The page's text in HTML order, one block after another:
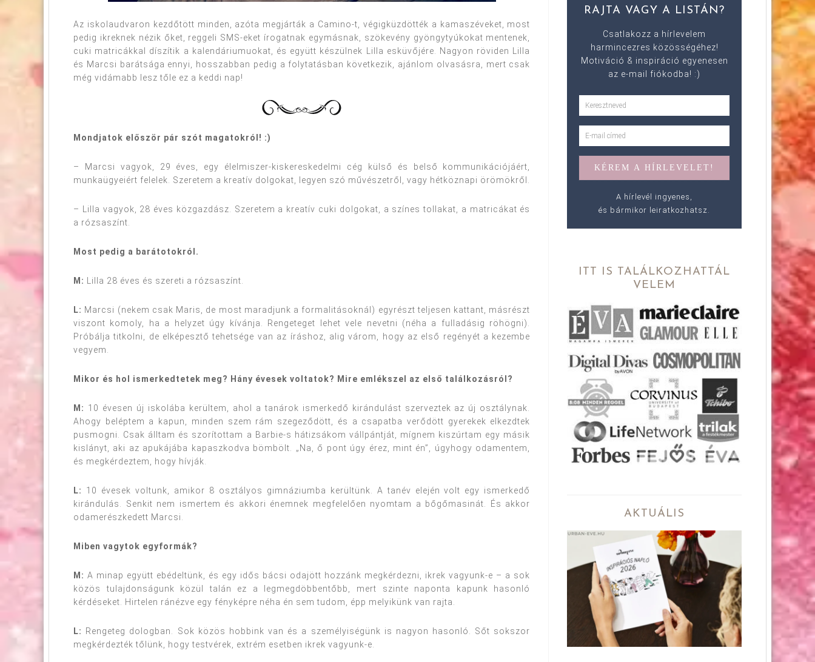
Az iskolaudvaron kezdőtött minden, azóta megjárták a Camino-t, végigküzdötték a kamaszéveket, most
pedig ikreknek nézik őket, reggeli SMS-eket írogatnak egymásnak, szökevény gyöngytyúkokat mentenek,
cuki matricákkal díszítik a kalendáriumuokat, és együtt készülnek Lilla esküvőjére. Nagyon röviden Lilla
és Marcsi barátsága ennyi, hosszabban pedig a folytatásban következik, ajánlom olvasásra, mert csak
még vidámabb lesz tőle ez a keddi nap!
Mondjatok először pár szót magatokról! :)
– Marcsi vagyok, 29 éves, egy élelmiszer-kiskereskedelmi cég külső és belső kommunikációjáért,
munkaügyeiért felelek. Szeretem a kreatív dolgokat, legyen szó művészetről, vagy hétköznapi örömökről.
– Lilla vagyok, 28 éves közgazdász. Szeretem a kreatív cuki dolgokat, a színes tollakat, a matricákat és
a rózsaszínt.
Most pedig a barátotokról.
M: Lilla 28 éves és szereti a rózsaszínt.
L: Marcsi (nekem csak Maris, de most maradjunk a formalitásoknál) egyrészt teljesen kattant, másrészt
viszont komoly, ha a helyzet úgy kívánja. Rengeteget lehet vele nevetni (néha a fulladásig röhögni).
Próbálja titkolni, de elképesztő tehetsége van az íráshoz, alig várom, hogy az első regényét a kezembe
vegyem.
Mikor és hol ismerkedtetek meg? Hány évesek voltatok? Mire emlékszel az első találkozásról?
M: 10 évesen új iskolába kerültem, ahol a tanárok ismerkedő kirándulást szerveztek az új osztálynak.
Ahogy beléptem a kapun, minden szem rám szegeződött, és a csapatba verődött gyerekek elkezdtek
pusmogni. Csak álltam és szorítottam a Barbie-s hátizsákom vállpántját, mígnem kiszúrtam egy másik
kislányt, aki az apukájába kapaszkodva bömbölt. „Na, ő pont úgy érez, mint én”, úgyhogy odamentem,
és megkérdeztem, hogy hívják.
L: 10 évesek voltunk, amikor 8 osztályos gimnáziumba kerültünk. A tanév elején volt egy ismerkedő
kirándulás. Senkit nem ismertem és akkori énemnek megfelelően nyomtam a bőgőmasinát. És akkor
odamerészkedett Marcsi.
Miben vagytok egyformák?
M: A minap együtt ebédeltünk, és egy idős bácsi odajött hozzánk megkérdezni, ikrek vagyunk-e – a sok
közös tulajdonságunk közül talán ez a legmegdöbbentőbb, mert szinte naponta kapunk hasonló
kérdéseket. Hirtelen ránézve egy fényképre néha én sem tudom, épp melyikünk van rajta.
L:
Rengeteg dologban. Sok közös hobbink van és a személyiségünk is nagyon hasonló. Sőt sokszor
megkérdezték tőlünk, hogy testvérek, extrém esetben ikrek vagyunk-e.
RAJTA VAGY A LISTÁN?
Csatlakozz a hírlevelem
harmincezres közösségéhez!
Motiváció & inspiráció egyenesen
az e-mail fiókodba! :)
A hírlevél ingyenes,
és bármikor leiratkozhatsz.
ITT IS TALÁLKOZHATTÁL
VELEM
AKTUÁLIS